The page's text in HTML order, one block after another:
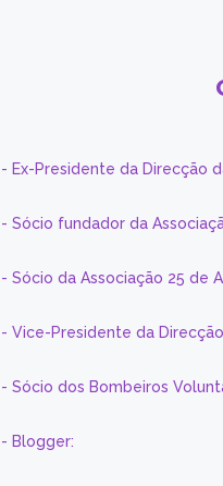
- Ex-Presidente da Direcção
- Sócio fundador da
- Sócio da Associação 25 de
- Vice-Presidente da
- Sócio dos Bombeiros
- Blogger: